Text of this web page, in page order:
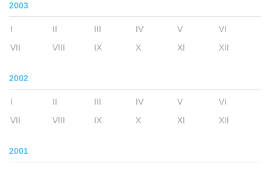
2003
I II III IV V
VI
VII
VIII IX X XI XII
2002
I II III IV V
VI
VII
VIII IX X XI XII
2001